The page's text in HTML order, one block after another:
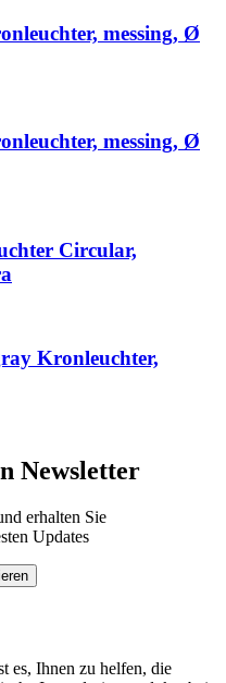
messing, Ø
messing, Ø
Circular,
Kronleuchter,
Newsletter
erhalten Sie
Updates
es, Ihnen zu helfen, die